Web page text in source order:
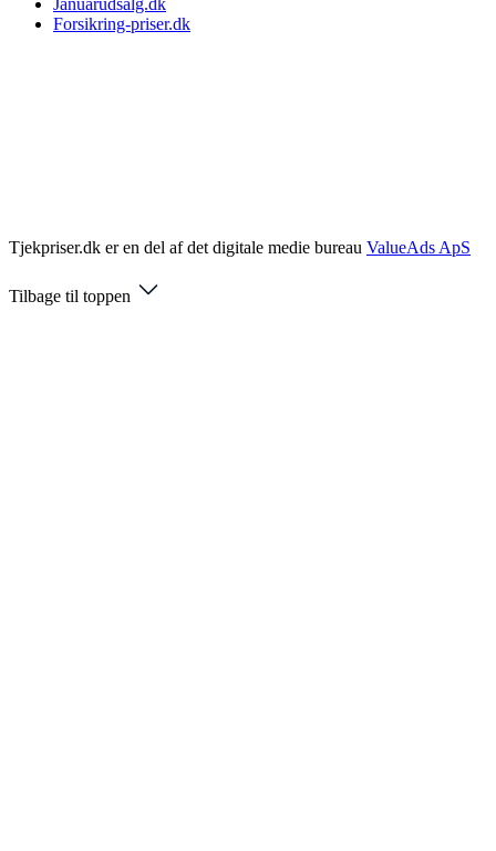
Januarudsalg.dk
Forsikring-priser.dk
Tjekpriser.dk er en del af det digitale medie bureau ValueAds ApS
Tilbage til toppen